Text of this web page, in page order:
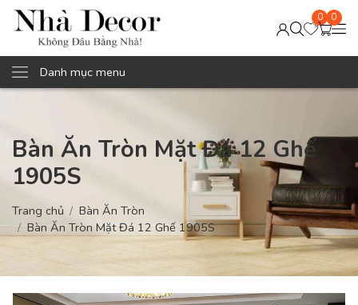
0 0
Danh mục menu
Bàn Ăn Tròn Mặt Đá 12 Ghế
1905S
Trang chủ
Bàn Ăn Tròn
Bàn Ăn Tròn Mặt Đá 12 Ghế 1905S